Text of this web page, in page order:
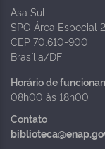
Asa Sul
SPO Área Especial
CEP 70.610-900
Brasília/DF
Horário de
08h00 às 18h00
Contato